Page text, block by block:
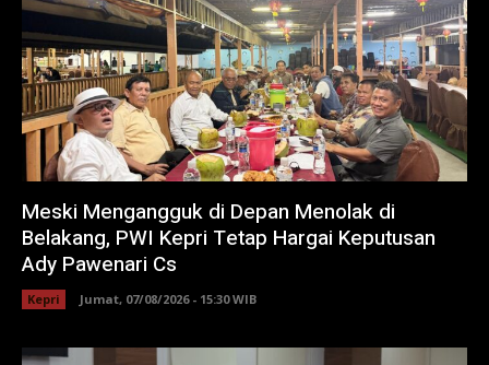
Meski Mengangguk di Depan Menolak di
Belakang, PWI Kepri Tetap Hargai Keputusan
Ady Pawenari Cs
Kepri Jumat, 07/08/2026 - 15:30 WIB